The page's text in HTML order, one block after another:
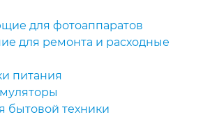
для фотоаппаратов
для ремонта и расходные
питания
бытовой техники